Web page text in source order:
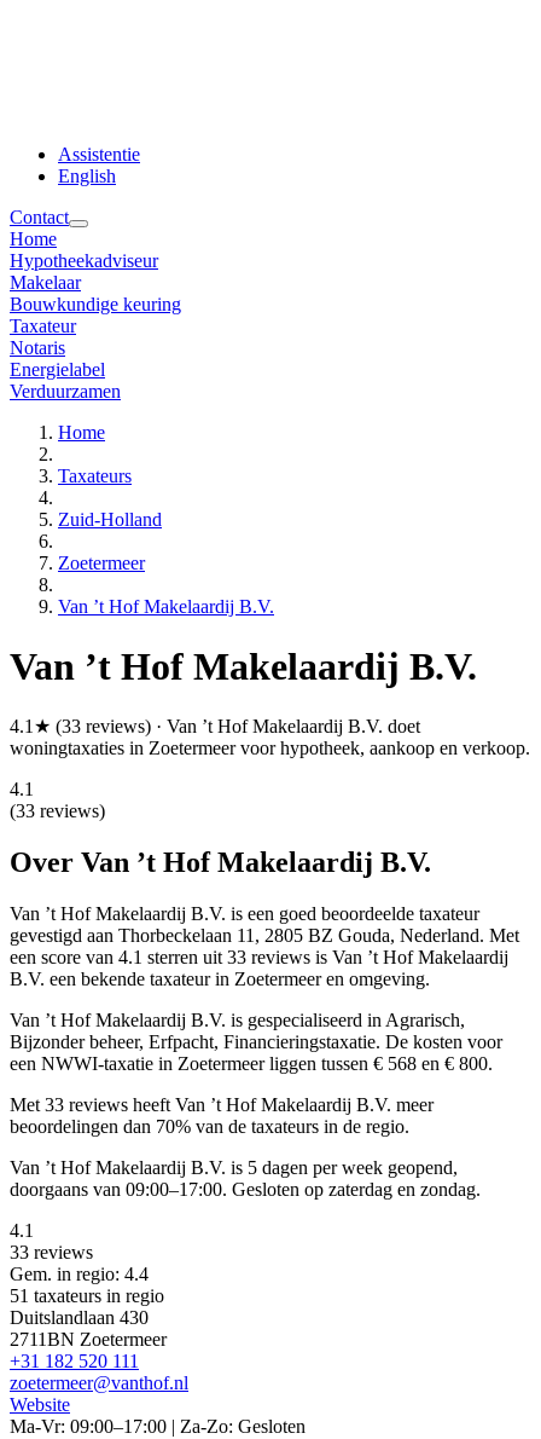
Assistentie
English
Contact
Home
Hypotheekadviseur
Makelaar
Bouwkundige keuring
Taxateur
Notaris
Energielabel
Verduurzamen
Home
Taxateurs
Zuid-Holland
Zoetermeer
Van ’t Hof Makelaardij B.V.
Van ’t Hof Makelaardij B.V.
4.1★ (33 reviews) · Van ’t Hof Makelaardij B.V. doet
woningtaxaties in Zoetermeer voor hypotheek, aankoop en verkoop.
4.1
(33 reviews)
Over Van ’t Hof Makelaardij B.V.
Van ’t Hof Makelaardij B.V. is een goed beoordeelde taxateur
gevestigd aan Thorbeckelaan 11, 2805 BZ Gouda, Nederland. Met
een score van 4.1 sterren uit 33 reviews is Van ’t Hof Makelaardij
B.V. een bekende taxateur in Zoetermeer en omgeving.
Van ’t Hof Makelaardij B.V. is gespecialiseerd in Agrarisch,
Bijzonder beheer, Erfpacht, Financieringstaxatie. De kosten voor
een NWWI-taxatie in Zoetermeer liggen tussen € 568 en € 800.
Met 33 reviews heeft Van ’t Hof Makelaardij B.V. meer
beoordelingen dan 70% van de taxateurs in de regio.
Van ’t Hof Makelaardij B.V. is 5 dagen per week geopend,
doorgaans van 09:00–17:00. Gesloten op zaterdag en zondag.
4.1
33 reviews
Gem. in regio: 4.4
51 taxateurs in regio
Duitslandlaan 430
2711BN Zoetermeer
+31 182 520 111
zoetermeer@vanthof.nl
Website
Ma-Vr: 09:00–17:00 | Za-Zo: Gesloten